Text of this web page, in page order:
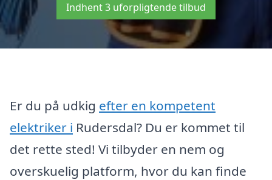
Indhent 3 uforpligtende tilbud
Er du på udkig efter en kompetent
elektriker i Rudersdal? Du er kommet til
det rette sted! Vi tilbyder en nem og
overskuelig platform, hvor du kan finde